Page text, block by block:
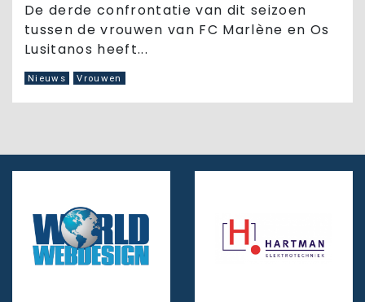
De derde confrontatie van dit seizoen
tussen de vrouwen van FC Marlène en Os
Lusitanos heeft...
Nieuws Vrouwen